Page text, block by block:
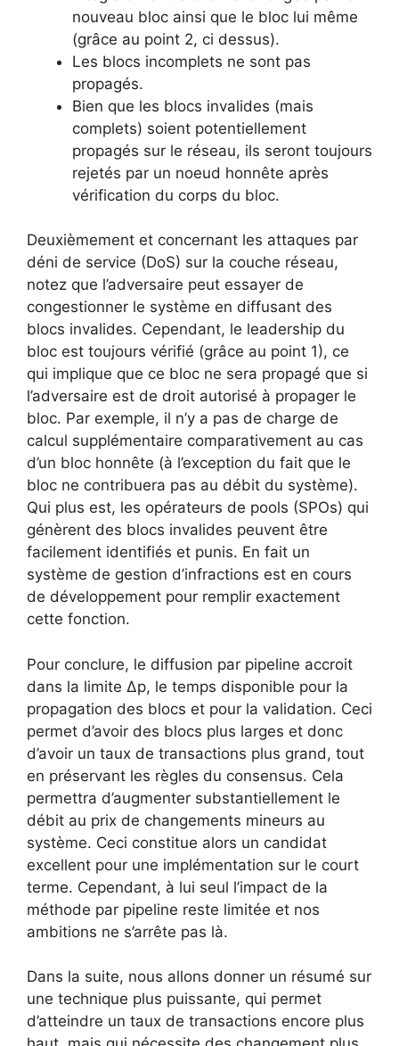
nouveau bloc ainsi que le bloc lui même
(grâce au point 2, ci dessus).
Les blocs incomplets ne sont pas
propagés.
Bien que les blocs invalides (mais
complets) soient potentiellement
propagés sur le réseau, ils seront toujours
rejetés par un noeud honnête après
vérification du corps du bloc.
Deuxièmement et concernant les attaques par
déni de service (DoS) sur la couche réseau,
notez que l’adversaire peut essayer de
congestionner le système en diffusant des
blocs invalides. Cependant, le leadership du
bloc est toujours vérifié (grâce au point 1), ce
qui implique que ce bloc ne sera propagé que si
l’adversaire est de droit autorisé à propager le
bloc. Par exemple, il n’y a pas de charge de
calcul supplémentaire comparativement au cas
d’un bloc honnête (à l’exception du fait que le
bloc ne contribuera pas au débit du système).
Qui plus est, les opérateurs de pools (SPOs) qui
génèrent des blocs invalides peuvent être
facilement identifiés et punis. En fait un
système de gestion d’infractions est en cours
de développement pour remplir exactement
cette fonction.
Pour conclure, le diffusion par pipeline accroit
dans la limite Δp, le temps disponible pour la
propagation des blocs et pour la validation. Ceci
permet d’avoir des blocs plus larges et donc
d’avoir un taux de transactions plus grand, tout
en préservant les règles du consensus. Cela
permettra d’augmenter substantiellement le
débit au prix de changements mineurs au
système. Ceci constitue alors un candidat
excellent pour une implémentation sur le court
terme. Cependant, à lui seul l’impact de la
méthode par pipeline reste limitée et nos
ambitions ne s’arrête pas là.
Dans la suite, nous allons donner un résumé sur
une technique plus puissante, qui permet
d’atteindre un taux de transactions encore plus